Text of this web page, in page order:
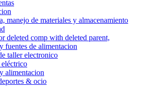
manejo de materiales y almacenamiento
deleted comp with deleted parent,
fuentes de alimentacion
taller electronico
alimentacion
& ocio